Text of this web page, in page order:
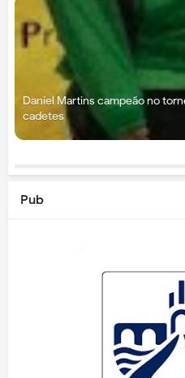
Daniel Martins campeão no
cadetes
Pub